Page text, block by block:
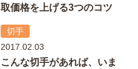
取価格を上げる3つのコツ
切手
2017.02.03
こんな切手があれば、いま